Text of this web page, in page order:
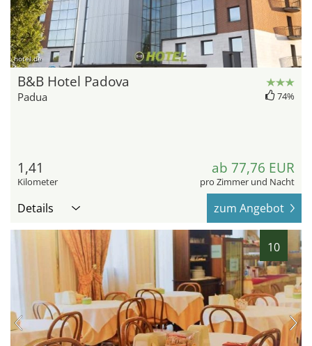
hotel.de
B&B Hotel Padova
Padua 74%
1,41
Kilometer
ab 77,76 EUR
pro Zimmer und Nacht
Details zum Angebot
10